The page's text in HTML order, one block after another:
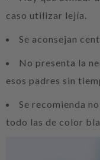
caso utilizar lejía.
Se aconsejan
No presenta la
esos padres sin
Se recomienda
todo las de color